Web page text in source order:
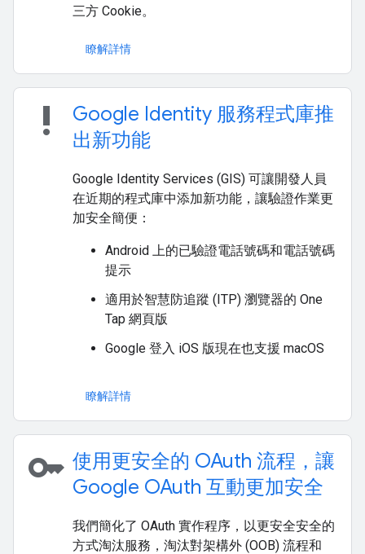
三方 Cookie。
瞭解詳情
priority_high
Google Identity 服務程式庫推
出新功能
Google Identity Services (GIS) 可讓開發人員
在近期的程式庫中添加新功能，讓驗證作業更
加安全簡便：
Android 上的已驗證電話號碼和電話號碼
提示
適用於智慧防追蹤 (ITP) 瀏覽器的 One
Tap 網頁版
Google 登入 iOS 版現在也支援 macOS
瞭解詳情
key 使用更安全的 OAuth 流程，讓
Google OAuth 互動更加安全
我們簡化了 OAuth 實作程序，以更安全安全的
方式淘汰服務，淘汰對架構外 (OOB) 流程和